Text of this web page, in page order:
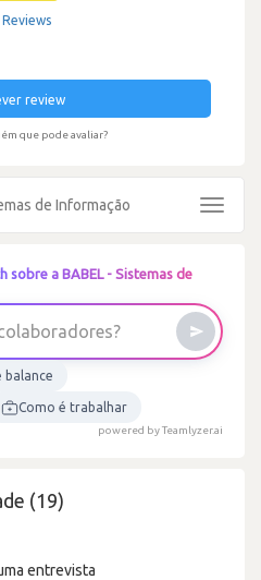
Reviews
review
que pode avaliar?
de Informação
Toggle
sobre a BABEL - Sistemas de
olaborad ores?
balance
Como é trabalhar
powered by Teamlyzer.ai
(19)
entrevista